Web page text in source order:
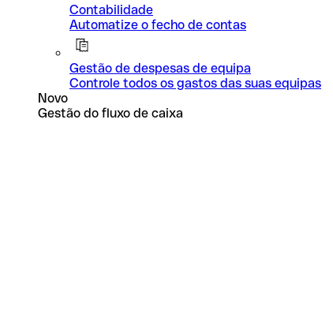
Contabilidade
Automatize o fecho de contas
Gestão de despesas de equipa
Controle todos os gastos das suas equipas
Novo
Gestão do fluxo de caixa